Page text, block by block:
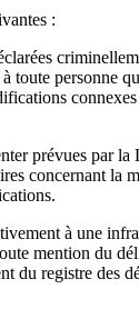
:
personne
prévues par
concernant la
à une
mention du
registre des